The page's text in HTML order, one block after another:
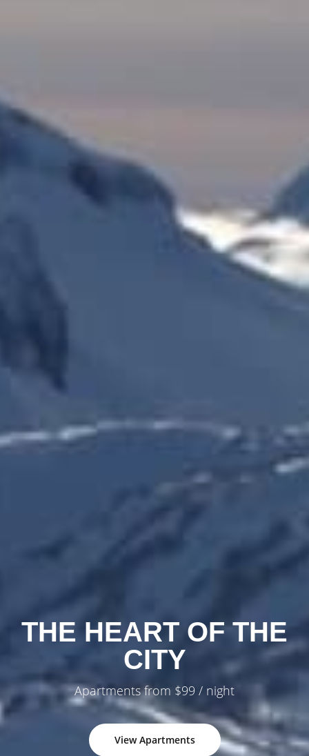
THE HEART OF THE
CITY
Apartments from $99 / night
View Apartments